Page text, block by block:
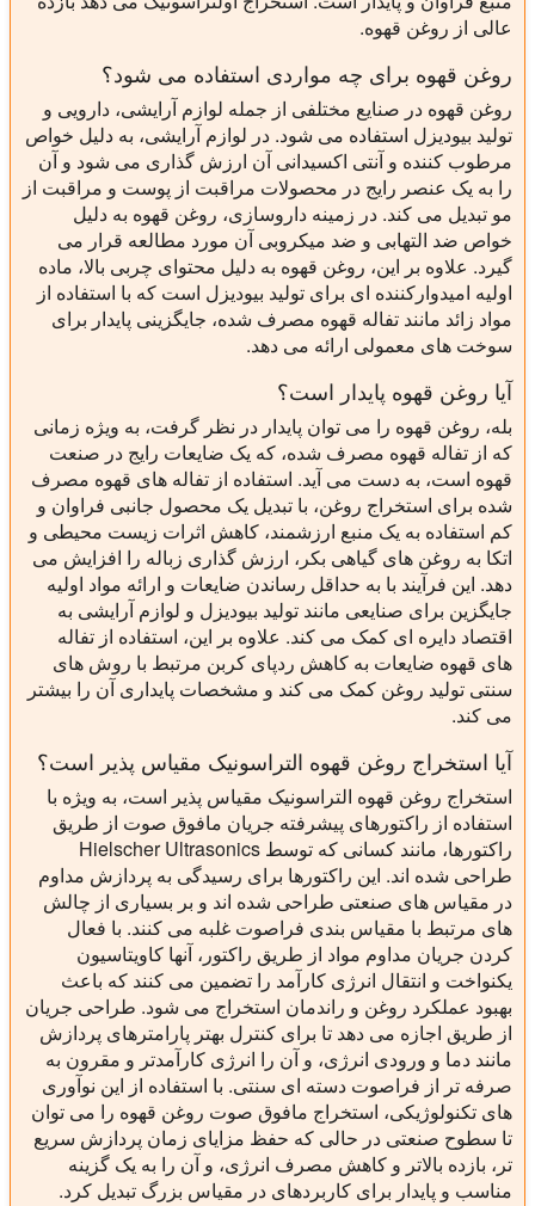
عالی از روغن قهوه.
روغن قهوه برای چه مواردی استفاده می شود؟
روغن قهوه در صنایع مختلفی از جمله لوازم آرایشی، دارویی و
تولید بیودیزل استفاده می شود. در لوازم آرایشی، به دلیل خواص
مرطوب کننده و آنتی اکسیدانی آن ارزش گذاری می شود و آن
را به یک عنصر رایج در محصولات مراقبت از پوست و مراقبت از
مو تبدیل می کند. در زمینه داروسازی، روغن قهوه به دلیل
خواص ضد التهابی و ضد میکروبی آن مورد مطالعه قرار می
گیرد. علاوه بر این، روغن قهوه به دلیل محتوای چربی بالا، ماده
اولیه امیدوارکننده ای برای تولید بیودیزل است که با استفاده از
مواد زائد مانند تفاله قهوه مصرف شده، جایگزینی پایدار برای
سوخت های معمولی ارائه می دهد.
آیا روغن قهوه پایدار است؟
بله، روغن قهوه را می توان پایدار در نظر گرفت، به ویژه زمانی
که از تفاله قهوه مصرف شده، که یک ضایعات رایج در صنعت
قهوه است، به دست می آید. استفاده از تفاله های قهوه مصرف
شده برای استخراج روغن، با تبدیل یک محصول جانبی فراوان و
کم استفاده به یک منبع ارزشمند، کاهش اثرات زیست محیطی و
اتکا به روغن های گیاهی بکر، ارزش گذاری زباله را افزایش می
دهد. این فرآیند با به حداقل رساندن ضایعات و ارائه مواد اولیه
جایگزین برای صنایعی مانند تولید بیودیزل و لوازم آرایشی به
اقتصاد دایره ای کمک می کند. علاوه بر این، استفاده از تفاله
های قهوه ضایعات به کاهش ردپای کربن مرتبط با روش های
سنتی تولید روغن کمک می کند و مشخصات پایداری آن را بیشتر
می کند.
آیا استخراج روغن قهوه التراسونیک مقیاس پذیر است؟
استخراج روغن قهوه التراسونیک مقیاس پذیر است، به ویژه با
استفاده از راکتورهای پیشرفته جریان مافوق صوت از طریق
راکتورها، مانند کسانی که توسط Hielscher Ultrasonics
طراحی شده اند. این راکتورها برای رسیدگی به پردازش مداوم
در مقیاس های صنعتی طراحی شده اند و بر بسیاری از چالش
های مرتبط با مقیاس بندی فراصوت غلبه می کنند. با فعال
کردن جریان مداوم مواد از طریق راکتور، آنها کاویتاسیون
یکنواخت و انتقال انرژی کارآمد را تضمین می کنند که باعث
بهبود عملکرد روغن و راندمان استخراج می شود. طراحی جریان
از طریق اجازه می دهد تا برای کنترل بهتر پارامترهای پردازش
مانند دما و ورودی انرژی، و آن را انرژی کارآمدتر و مقرون به
صرفه تر از فراصوت دسته ای سنتی. با استفاده از این نوآوری
های تکنولوژیکی، استخراج مافوق صوت روغن قهوه را می توان
تا سطوح صنعتی در حالی که حفظ مزایای زمان پردازش سریع
تر، بازده بالاتر و کاهش مصرف انرژی، و آن را به یک گزینه
مناسب و پایدار برای کاربردهای در مقیاس بزرگ تبدیل کرد.